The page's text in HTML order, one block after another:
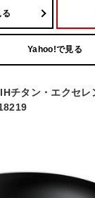
Yahoo!で見る
チタン・エクセレ